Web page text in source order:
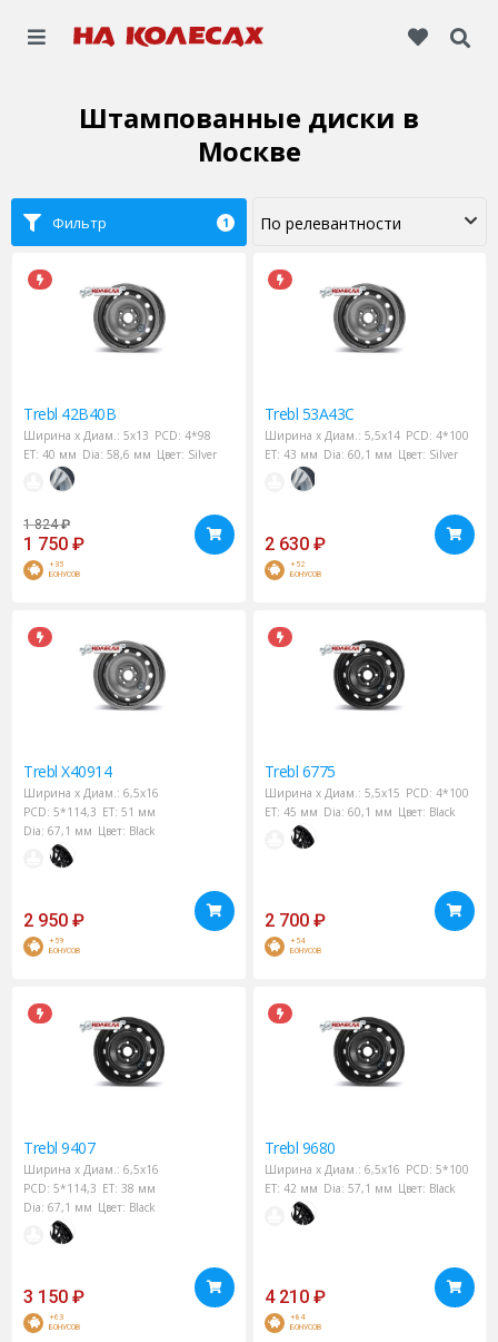
Штампованные диски в
Москве
Фильтр 1
Trebl 42B40B
Ширина х Диам.: 5x13 PCD: 4*98
ET: 40 мм Dia: 58,6 мм Цвет: Silver
1 824 ₽
1 750 ₽
+35
БОНУСОВ
Trebl 53A43C
Ширина х Диам.: 5,5x14 PCD: 4*100
ET: 43 мм Dia: 60,1 мм Цвет: Silver
2 630 ₽
+52
БОНУСОВ
Trebl X40914
Ширина х Диам.: 6,5x16
PCD: 5*114,3 ET: 51 мм
Dia: 67,1 мм Цвет: Black
2 950 ₽
+59
БОНУСОВ
Trebl 6775
Ширина х Диам.: 5,5x15 PCD: 4*100
ET: 45 мм Dia: 60,1 мм Цвет: Black
2 700 ₽
+54
БОНУСОВ
Trebl 9407
Ширина х Диам.: 6,5x16
PCD: 5*114,3 ET: 38 мм
Dia: 67,1 мм Цвет: Black
3 150 ₽
+63
БОНУСОВ
Trebl 9680
Ширина х Диам.: 6,5x16 PCD: 5*100
ET: 42 мм Dia: 57,1 мм Цвет: Black
4 210 ₽
+84
БОНУСОВ